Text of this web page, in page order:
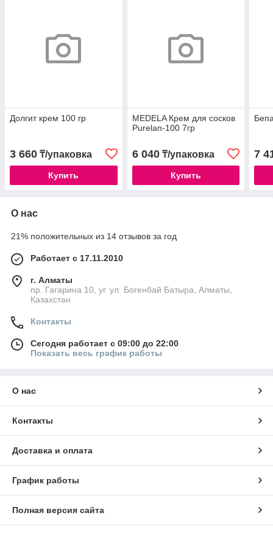
Долгит крем 100 гр
3 660 ₸/упаковка
Купить
MEDELA Крем для сосков
Purelan-100 7гр
6 040₸/упаковка
Купить
7
О нас
21% положительных из 14 отзывов за год
Работает с 17.11.2010
г. Алматы
пр. Гагарина 10, уг. ул. Богенбай Батыра, Алматы,
Казахстан
Контакты
Сегодня работает с 09:00 до 22:00
Показать весь график работы
О нас
Контакты
Доставка и оплата
График работы
Полная версия сайта